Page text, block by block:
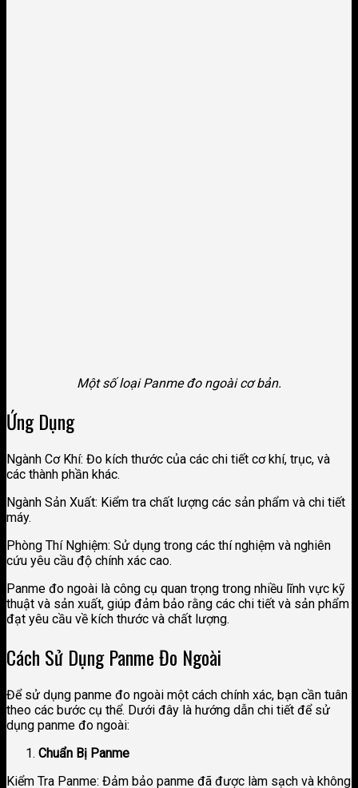
Một số loại Panme đo ngoài cơ bản.
Ứng Dụng
Ngành Cơ Khí: Đo kích thước của các chi tiết cơ khí, trục, và
các thành phần khác.
Ngành Sản Xuất: Kiểm tra chất lượng các sản phẩm và chi tiết
máy.
Phòng Thí Nghiệm: Sử dụng trong các thí nghiệm và nghiên
cứu yêu cầu độ chính xác cao.
Panme đo ngoài là công cụ quan trọng trong nhiều lĩnh vực kỹ
thuật và sản xuất, giúp đảm bảo rằng các chi tiết và sản phẩm
đạt yêu cầu về kích thước và chất lượng.
Cách Sử Dụng Panme Đo Ngoài
Để sử dụng panme đo ngoài một cách chính xác, bạn cần tuân
theo các bước cụ thể. Dưới đây là hướng dẫn chi tiết để sử
dụng panme đo ngoài:
Chuẩn Bị Panme
Kiểm Tra Panme: Đảm bảo panme đã được làm sạch và không